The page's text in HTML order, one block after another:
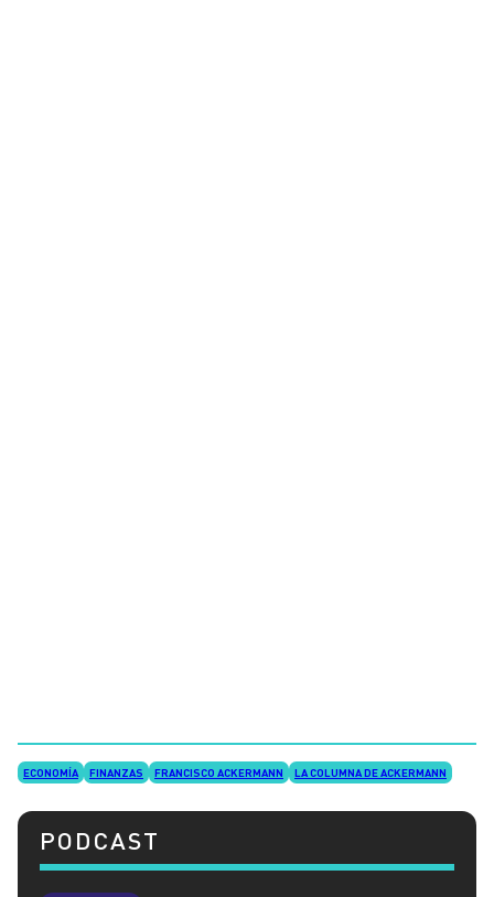
ECONOMÍA FINANZAS FRANCISCO ACKERMANN LA COLUMNA DE ACKERMANN
PODCAST